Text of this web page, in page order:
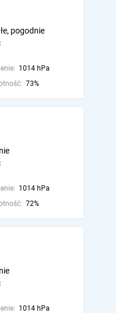
pogodnie
1014 hPa
73%
1014 hPa
72%
1014 hPa